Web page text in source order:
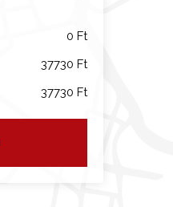
0 Ft
37730 Ft
37730 Ft